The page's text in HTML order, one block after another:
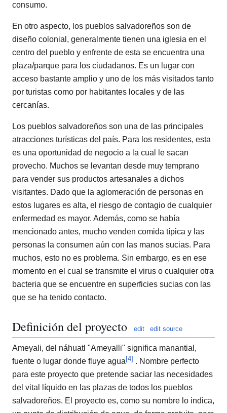
consumo.
En otro aspecto, los pueblos salvadoreños son de
diseño colonial, generalmente tienen una iglesia en el
centro del pueblo y enfrente de esta se encuentra una
plaza/parque para los ciudadanos. Es un lugar con
acceso bastante amplio y uno de los más visitados tanto
por turistas como por habitantes locales y de las
cercanías.
Los pueblos salvadoreños son una de las principales
atracciones turísticas del país. Para los residentes, esta
es una oportunidad de negocio a la cual le sacan
provecho. Muchos se levantan desde muy temprano
para vender sus productos artesanales a dichos
visitantes. Dado que la aglomeración de personas en
estos lugares es alta, el riesgo de contagio de cualquier
enfermedad es mayor. Además, como se había
mencionado antes, mucho venden comida típica y las
personas la consumen aún con las manos sucias. Para
muchos, esto no es problema. Sin embargo, es en ese
momento en el cual se transmite el virus o cualquier otra
bacteria que se encuentre en superficies sucias con las
que se ha tenido contacto.
Definición del proyecto edit edit source
Ameyali, del náhuatl "Ameyalli" significa manantial,
fuente o lugar donde fluye agua [4] . Nombre perfecto
para este proyecto que pretende saciar las necesidades
del vital líquido en las plazas de todos los pueblos
salvadoreños. El proyecto es, como su nombre lo indica,